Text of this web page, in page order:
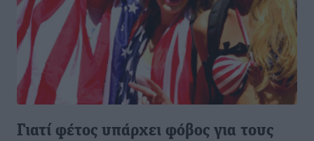
Γιατί φέτος υπάρχει φόβος για τους